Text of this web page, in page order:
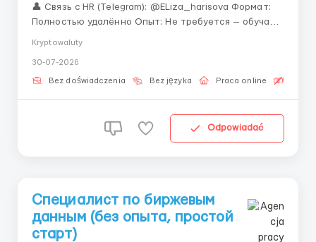
👤 Связь с HR (Telegram): @ELiza_harisova Формат:
Полностью удалённо Опыт: Не требуется — обучаем
удивитесь, но для старта в крипте не нужно быть
программистом или трейдером, достаточно же...
Kryptowaluty
30-07-2026
Bez doświadczenia Bez języka Praca online
Odpowiadać
Специалист по биржевым
данным (без опыта, простой
старт)